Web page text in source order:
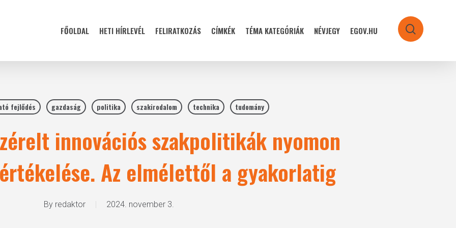
FŐOLDAL HETI HÍRLEVÉL FELIRATKOZÁS CÍMKÉK TÉMA KATEGÓRIÁK NÉVJEGY EGOV.HU search
fejlődés gazdaság politika szakirodalom technika tudomány
innovációs szakpolitikák nyomon
Az elmélettől a gyakorlatig
By redaktor 2024. november 3.